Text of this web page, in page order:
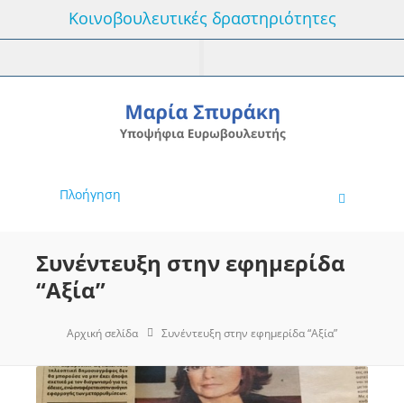
Κοινοβουλευτικές δραστηριότητες
Πλοήγηση
Συνέντευξη στην εφημερίδα
“Αξία”
Αρχική σελίδα Συνέντευξη στην εφημερίδα “Αξία”